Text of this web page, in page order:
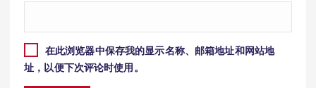
在此浏览器中保存我的显示名称、邮箱地址和网站地
址，以便下次评论时使用。